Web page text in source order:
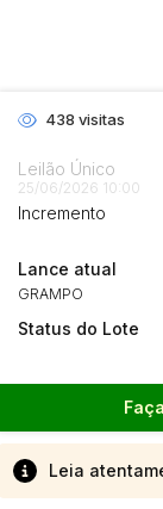
438 visitas
Leilão Único
25/06/2026 10:00
Incremento
Lance atual
GRAMPO
Status do Lote
Leia